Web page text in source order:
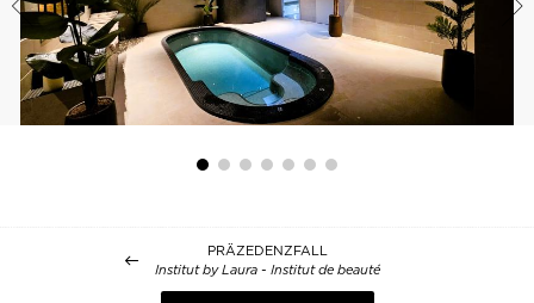
PRÄZEDENZFALL
Institut by Laura - Institut de beauté